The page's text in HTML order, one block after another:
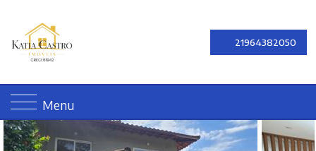
21964382050
Menu